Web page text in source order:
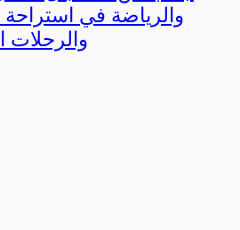
والرياضة في استراحة
والرحلات